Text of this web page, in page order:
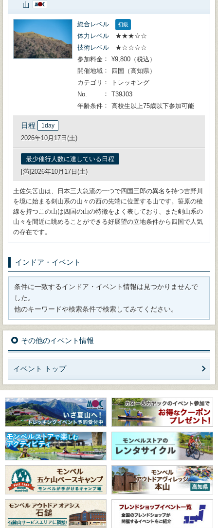
山
総合レベル 初級
体力レベル
★★★☆☆
技術レベル
★☆☆☆☆
参加料金
¥9,800（税込）
開催地域
四国（高知県）
カテゴリ
トレッキング
No.
T39J03
年齢条件
高校生以上75歳以下参加可能
日程 1day
2026年10月17日(土)
最少催行人数に達している日程
[満]2026年10月17日(土)
土佐矢筈山は、日本三大急流の一つで四国三郎の異名を持つ吉野川
を境に始まる剣山系の山々の西の先端に位置する山です。笹原の稜
線を持つこの山は四国の山の特徴をよく表しており、また剣山系の
山々を間近に眺めることができる好展望の立地条件から四国で人気
の存在です。
インドア・イベント
条件に一致するインドア・イベント情報は見つかりませんで
した。
他のキーワードや検索条件で検索してみてください。
その他のイベント情報
イベント トップ